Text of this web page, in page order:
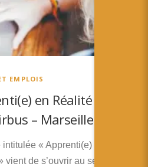
EMPLOIS
en Réalité mixte
– Marseille
« Apprenti(e) en réalité
de s’ouvrir au sein du